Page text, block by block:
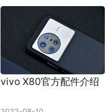
vivo X80官方配件介绍